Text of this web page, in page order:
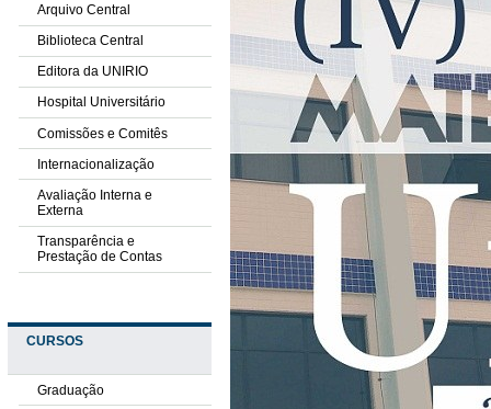
Arquivo Central
Biblioteca Central
Editora da UNIRIO
Hospital Universitário
Comissões e Comitês
Internacionalização
Avaliação Interna e
Externa
Transparência e
Prestação de Contas
CURSOS
Graduação